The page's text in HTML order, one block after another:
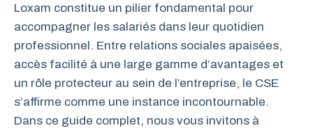
Loxam constitue un pilier fondamental pour
accompagner les salariés dans leur quotidien
professionnel. Entre relations sociales apaisées,
accès facilité à une large gamme d’avantages et
un rôle protecteur au sein de l’entreprise, le CSE
s’affirme comme une instance incontournable.
Dans ce guide complet, nous vous invitons à